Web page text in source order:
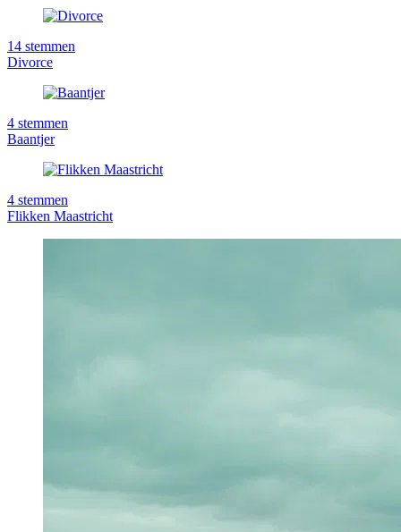
14 stemmen
Divorce
4 stemmen
Baantjer
4 stemmen
Flikken Maastricht